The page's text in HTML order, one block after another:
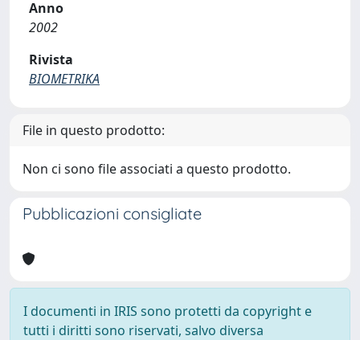
Anno
2002
Rivista
BIOMETRIKA
File in questo prodotto:
Non ci sono file associati a questo prodotto.
Pubblicazioni consigliate
I documenti in IRIS sono protetti da copyright e
tutti i diritti sono riservati, salvo diversa